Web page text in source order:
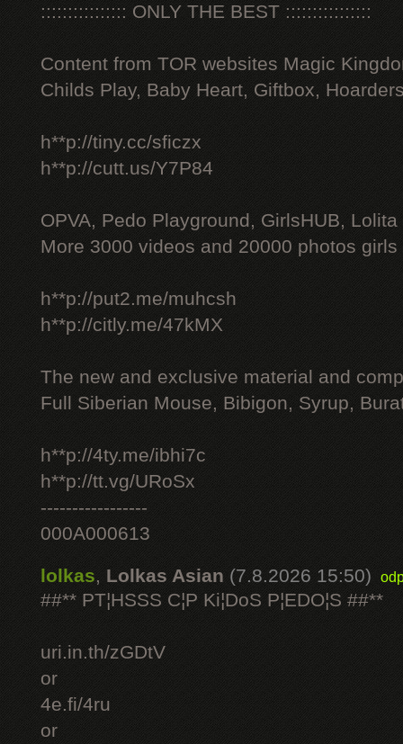
:::::::::::::::: ONLY THE BEST ::::::::::::::::
Content from TOR websites Magic
Childs Play, Baby Heart, Giftbox,
h**p://tiny.cc/sficzx
h**p://cutt.us/Y7P84
OPVA, Pedo Playground, GirlsHUB, Lolita
More 3000 videos and 20000 photos
h**p://put2.me/muhcsh
h**p://citly.me/47kMX
The new and exclusive material and
Full Siberian Mouse, Bibigon, Syrup,
h**p://4ty.me/ibhi7c
h**p://tt.vg/URoSx
-----------------
000A000613
lolkas, Lolkas Asian (7.8.2026 15:50)
##** PT¦HSSS C¦P Ki¦DoS P¦EDO¦S ##**
uri.in.th/zGDtV
or
4e.fi/4ru
or